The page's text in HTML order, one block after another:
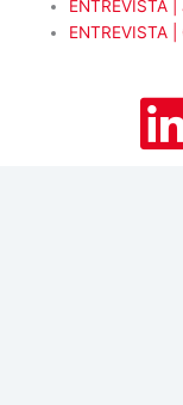
ENTREVISTA
ENTREVISTA